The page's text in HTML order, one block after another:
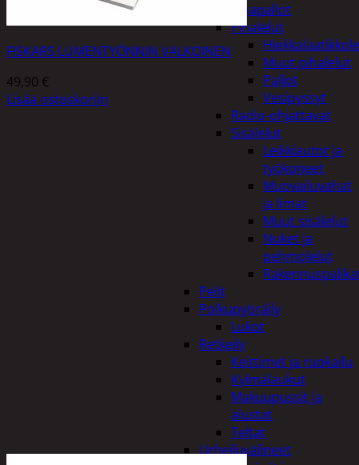
Ilmapallot
Pihalelut
Muut pihalelut
Pallot
Vesipyssyt
Radio-ohjattavat
Sisälelut
Leikkiautot ja
työkoneet
Muovailuvahat
ja limat
Muut sisälelut
Nuket ja
pehmolelut
Pelit
Polkupyöräily
Lukot
Retkeily
Keittimet ja ruokailu
Kylmälaukut
Makuupussit ja
alustat
Teltat
Urheiluvälineet
FISKARS LUMENTYÖNNIN VALKOINEN
49,90 €
Lisää ostoskoriin